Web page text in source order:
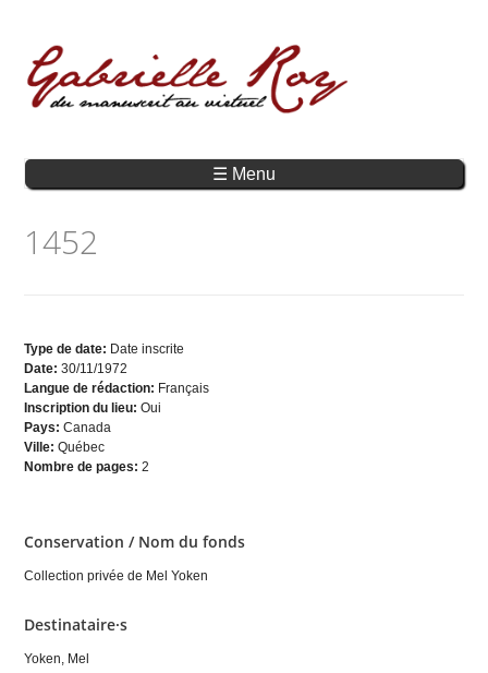
☰ Menu
1452
Type de date: Date inscrite
Date:30/11/1972
Langue de rédaction: Français
Inscription du lieu:Oui
Pays:Canada
Ville:Québec
Nombre de pages:2
Conservation / Nom du fonds
Collection privée de Mel Yoken
Destinataire·s
Yoken, Mel